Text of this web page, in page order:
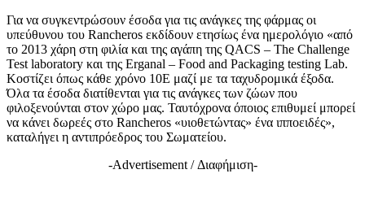
Για να συγκεντρώσουν έσοδα για τις ανάγκες της φάρμας οι
υπεύθυνου του Rancheros εκδίδουν ετησίως ένα ημερολόγιο «από
το 2013 χάρη στη φιλία και της αγάπη της QACS – The Challenge
Test laboratory και της Erganal – Food and Packaging testing Lab.
Κοστίζει όπως κάθε χρόνο 10Ε μαζί με τα ταχυδρομικά έξοδα.
Όλα τα έσοδα διατίθενται για τις ανάγκες των ζώων που
φιλοξενούνται στον χώρο μας. Ταυτόχρονα όποιος επιθυμεί μπορεί
να κάνει δωρεές στο Rancheros «υιοθετώντας» ένα ιπποειδές»,
καταλήγει η αντιπρόεδρος του Σωματείου.
-Advertisement / Διαφήμιση-